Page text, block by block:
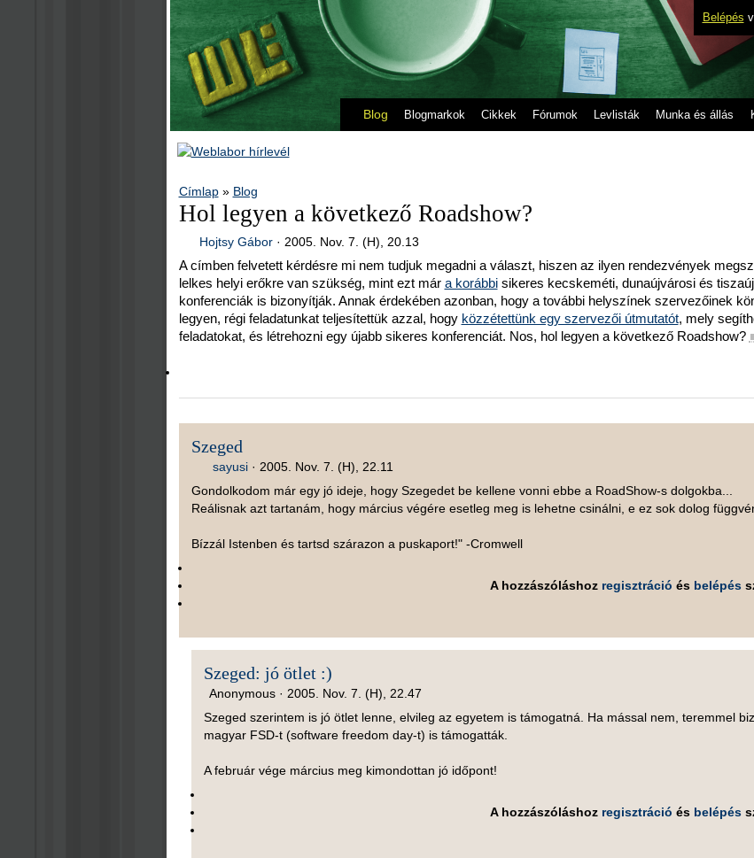
Belépés
Blog Blogmarkok Cikkek Fórumok Levlisták Munka és állás
Címlap» Blog
Hol legyen a következő Roadshow?
Hojtsy Gábor · 2005. Nov. 7. (H), 20.13
A címben felvetett kérdésre mi nem tudjuk megadni a választ, hiszen az ilyen rendezvények
lelkes helyi erőkre van szükség, mint ezt már a korábbisikeres kecskeméti, dunaújvárosi és
konferenciák is bizonyítják. Annak érdekében azonban, hogy a további helyszínek szervezőinek
legyen, régi feladatunkat teljesítettük azzal, hogy közzétettünk egy szervezői útmutatót, mely
feladatokat, és létrehozni egy újabb sikeres konferenciát. Nos, hol legyen a következő Roadshow?
Szeged
sayusi· 2005. Nov. 7. (H), 22.11
Gondolkodom már egy jó ideje, hogy Szegedet be kellene vonni ebbe a RoadShow-s dolgokba...
Reálisnak azt tartanám, hogy március végére esetleg meg is lehetne csinálni, e ez sok dolog
Bízzál Istenben és tartsd szárazon a puskaport!" -Cromwell
A hozzászóláshoz regisztráció és belépés
Szeged: jó ötlet :)
Anonymous · 2005. Nov. 7. (H), 22.47
Szeged szerintem is jó ötlet lenne, elvileg az egyetem is támogatná. Ha mással nem, teremmel
magyar FSD-t (software freedom day-t) is támogatták.
A február vége március meg kimondottan jó időpont!
A hozzászóláshoz regisztráció és belépés